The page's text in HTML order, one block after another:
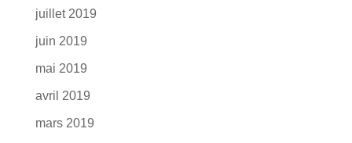
juillet 2019
juin 2019
mai 2019
avril 2019
mars 2019